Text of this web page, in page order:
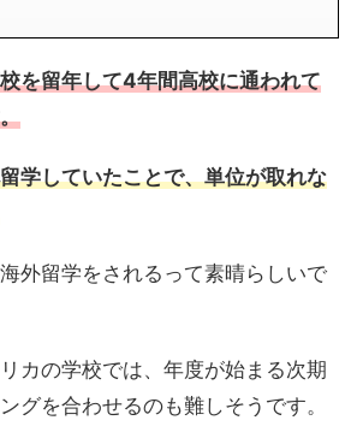
を留年して4年間高校に通われて
学していたことで、単位が取れな
外留学をされるって素晴らしいで
カの学校では、年度が始まる次期
グを合わせるのも難しそうです。